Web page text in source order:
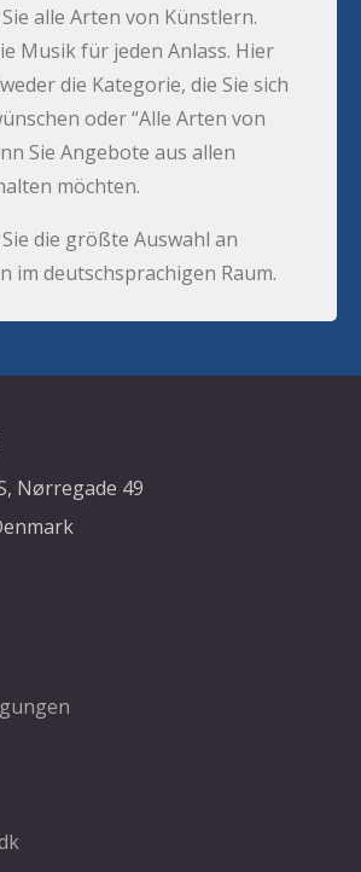
alle Arten von Künstlern.
Musik für jeden Anlass. Hier
die Kategorie, die Sie sich
oder “Alle Arten von
Sie Angebote aus allen
möchten.
die größte Auswahl an
im deutschsprachigen Raum.
Nørregade 49